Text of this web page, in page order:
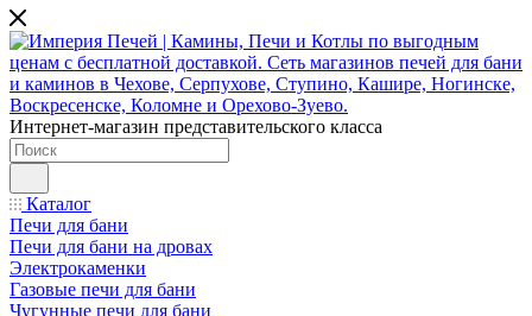
Интернет-магазин представительского класса
Каталог
Печи для бани
Печи для бани на дровах
Электрокаменки
Газовые печи для бани
Чугунные печи для бани